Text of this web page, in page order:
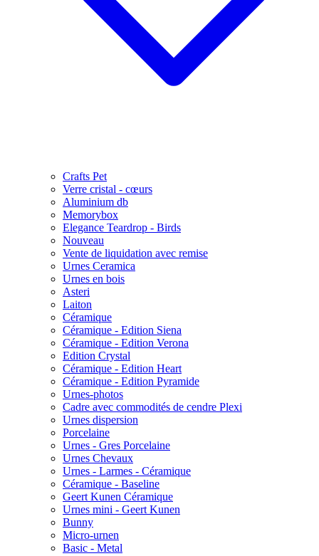
Crafts Pet
Verre cristal - cœurs
Aluminium db
Memorybox
Elegance Teardrop - Birds
Nouveau
Vente de liquidation avec remise
Urnes Ceramica
Urnes en bois
Asteri
Laiton
Céramique
Céramique - Edition Siena
Céramique - Edition Verona
Edition Crystal
Céramique - Edition Heart
Céramique - Edition Pyramide
Urnes-photos
Cadre avec commodités de cendre Plexi
Urnes dispersion
Porcelaine
Urnes - Gres Porcelaine
Urnes Chevaux
Urnes - Larmes - Céramique
Céramique - Baseline
Geert Kunen Céramique
Urnes mini - Geert Kunen
Bunny
Micro-urnen
Basic - Metal